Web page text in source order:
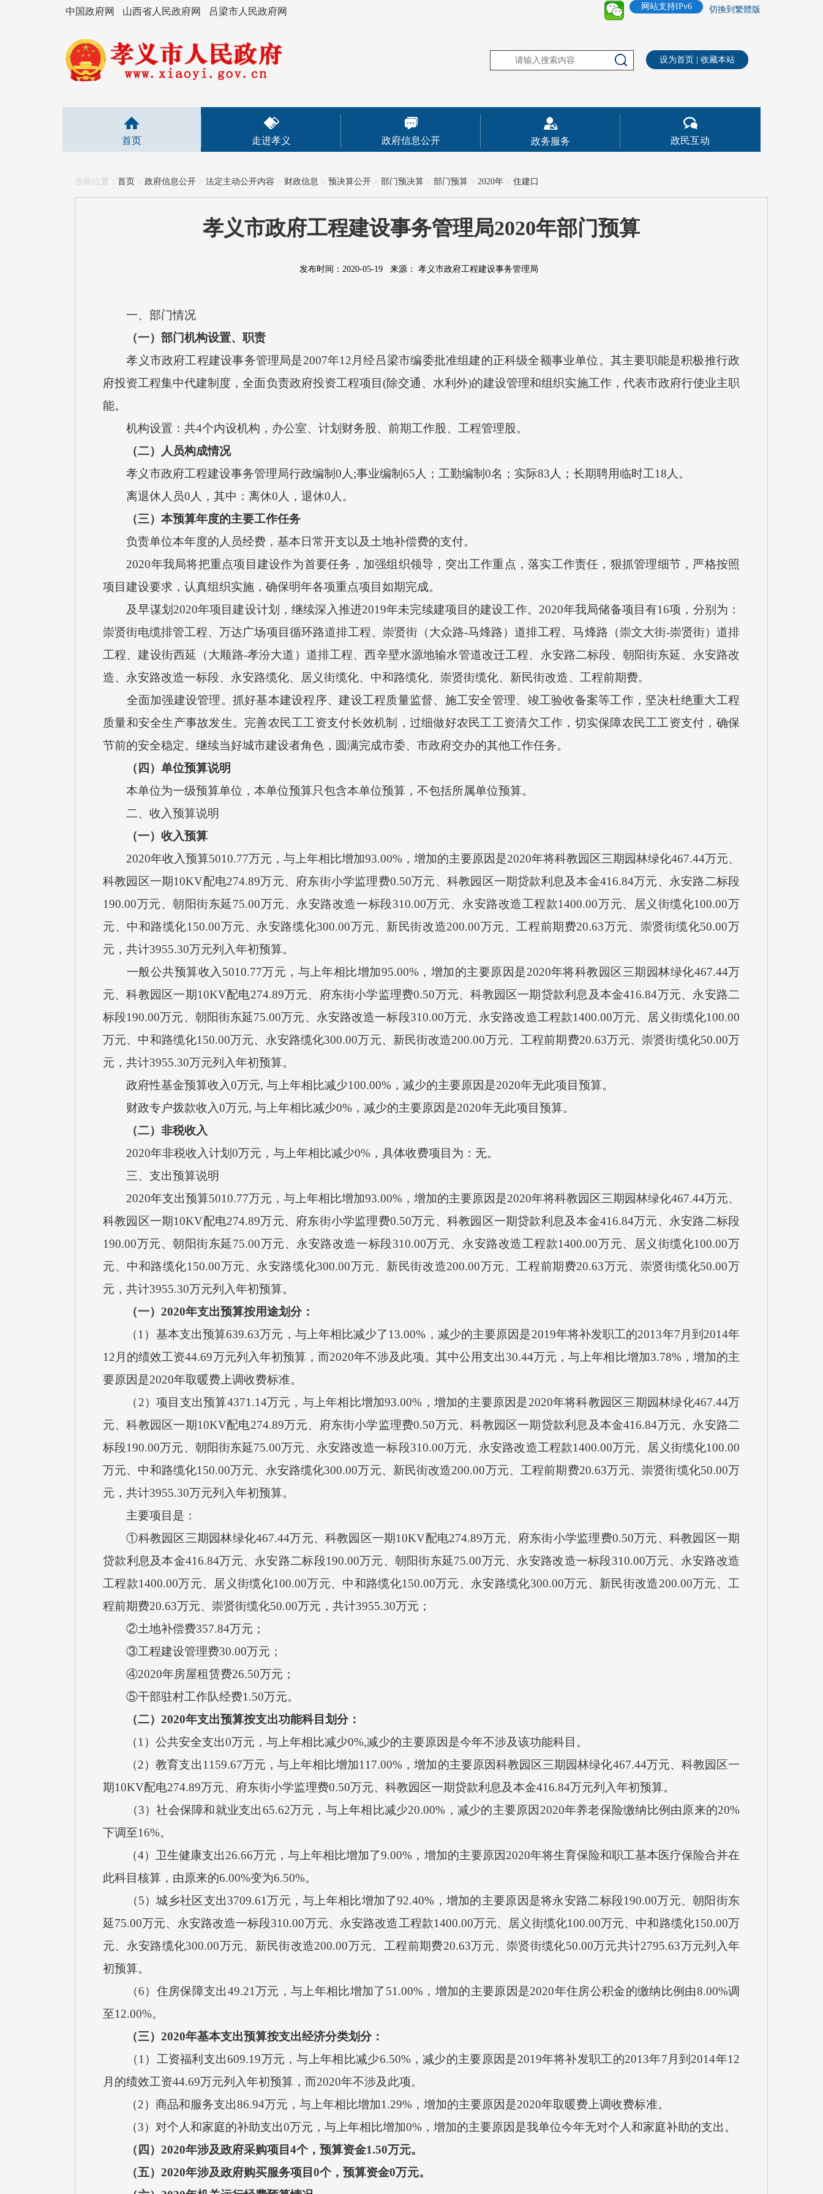
中国政府网 山西省人民政府网 吕梁市人民政府网 切換到繁體版
网站支持IPv6
设为首页 收藏本站
首页 走进孝义 政府信息公开 政务服务 政民互动
当前位置： 首页 > 政府信息公开 > 法定主动公开内容 > 财政信息 > 预决算公开 > 部门预决算 > 部门预算 > 2020年 > 住建口
孝义市政府工程建设事务管理局2020年部门预算
发布时间：2020-05-19 来源： 孝义市政府工程建设事务管理局
一、部门情况
（一）部门机构设置、职责
孝义市政府工程建设事务管理局是2007年12月经吕梁市编委批准组建的正科级全额事业单位。其主要职能是积极推行政
府投资工程集中代建制度，全面负责政府投资工程项目(除交通、水利外)的建设管理和组织实施工作，代表市政府行使业主职
能。
机构设置：共4个内设机构，办公室、计划财务股、前期工作股、工程管理股。
（二）人员构成情况
孝义市政府工程建设事务管理局行政编制 0人;事业编制65 人；工勤编制 0名；实际83 人；长期聘用临时工18人。
离退休人员0人，其中：离休0人，退休0人。
（三）本预算年度的主要工作任务
负责单位本年度的人员经费，基本日常开支以及土地补偿费的支付。
2020年我局将把重点项目建设作为首要任务，加强组织领导，突出工作重点，落实工作责任，狠抓管理细节，严格按照
项目建设要求，认真组织实施，确保明年各项重点项目如期完成。
及早谋划 2020年项目建设计划，继续深入推进2019年未完续建项目的建设工作。2020年我局储备项目有16项，分别为：
崇贤街电缆排管工程、万达广场项目循环路道排工程、崇贤街（大众路-马烽路）道排工程、马烽路（崇文大街-崇贤街）道排
工程、建设街西延（大顺路-孝汾大道）道排工程、西辛壁水源地输水管道改迁工程、永安路二标段、朝阳街东延、永安路改
造、永安路改造一标段、永安路缆化、居义街缆化、中和路缆化、崇贤街缆化、新民街改造、工程前期费。
全面加强建设管理。抓好基本建设程序、建设工程质量监督、施工安全管理、竣工验收备案等工作，坚决杜绝重大工程
质量和安全生产事故发生。完善农民工工资支付长效机制，过细做好农民工工资清欠工作，切实保障农民工工资支付，确保
节前的安全稳定。继续当好城市建设者角色，圆满完成市委、市政府交办的其他工作任务。
（四）单位预算说明
本单位为一级预算单位，本单位预算只包含本单位预算，不包括所属单位预算。
二、收入预算说明
（一）收入预算
2020年收入预算5010.77万元 ，与上年相比增加93.00%， 增加的主要原因是2020年将科教园区三期园林绿化467.44万元、
科教园区一期10KV配电274.89万元、府东街小学监理费0.50万元、科教园区一期贷款利息及本金416.84万元、永安路二标段
190.00万元、朝阳街东延75.00万元、 永安路改造一标段310.00万元、 永安路改造工程款1400.00万元、居义街缆化100.00万
元、中和路缆化150.00万元、永安路缆化300.00万元、新民街改造200.00万元、工程前期费20.63万元、崇贤街缆化50.00万
元，共计3955.30万元列入年初预算。
一般公共预算收入 5010.77万元 ，与上年相比增加95.00%， 增加的主要原因是2020年将科教园区三期园林绿化467.44万
元、科教园区一期10KV配电274.89万元、府东街小学监理费0.50万元、科教园区一期贷款利息及本金416.84万元、永安路二
标段190.00万元、朝阳街东延75.00万元、 永安路改造一标段310.00万元、 永安路改造工程款1400.00万元、居义街缆化100.00
万元、中和路缆化150.00万元、永安路缆化300.00万元、新民街改造200.00万元、工程前期费20.63万元、崇贤街缆化50.00万
元，共计3955.30万元列入年初预算。
政府性基金预算收入0万元, 与上年相比减少100.00%，减少的主要原因是2020年无此项目预算。
财政专户拨款收入0万元, 与上年相比减少0%，减少的主要原因是2020年无此项目预算。
（二）非税收入
2020年非税收入计划0万元，与上年相比减少0%，具体收费项目为：无。
三、支出预算说明
2020年支出预算5010.77万元 ，与上年相比增加93.00%， 增加的主要原因是2020年将科教园区三期园林绿化467.44万元、
科教园区一期10KV配电274.89万元、府东街小学监理费0.50万元、科教园区一期贷款利息及本金416.84万元、永安路二标段
190.00万元、朝阳街东延75.00万元、 永安路改造一标段310.00万元、 永安路改造工程款1400.00万元、居义街缆化100.00万
元、中和路缆化150.00万元、永安路缆化300.00万元、新民街改造200.00万元、工程前期费20.63万元、崇贤街缆化50.00万
元，共计3955.30万元列入年初预算。
（一） 2020年支出预算按用途划分：
（1）基本支出预算639.63万元 ，与上年相比减少了13.00%， 减少的主要原因是2019年将补发职工的2013年7月到2014年
12月的绩效工资44.69万元列入年初预算，而2020年不涉及此项。其中公用支出30.44万元 ，与上年相比增加3.78%， 增加的主
要原因是2020年取暖费上调收费标准。
（ 2）项目支出预算4371.14万元 ，与上年相比增加93.00%， 增加的主要原因是2020年将科教园区三期园林绿化467.44万
元、科教园区一期10KV配电274.89万元、府东街小学监理费0.50万元、科教园区一期贷款利息及本金416.84万元、永安路二
标段190.00万元、朝阳街东延75.00万元、 永安路改造一标段310.00万元、 永安路改造工程款1400.00万元、居义街缆化100.00
万元、中和路缆化150.00万元、永安路缆化300.00万元、新民街改造200.00万元、工程前期费20.63万元、崇贤街缆化50.00万
元，共计3955.30万元列入年初预算。
主要项目是：
①科教园区三期园林绿化467.44万元、科教园区一期10KV配电274.89万元、府东街小学监理费0.50万元、科教园区一期
贷款利息及本金416.84万元、永安路二标段190.00万元、朝阳街东延75.00万元、 永安路改造一标段310.00万元、 永安路改造
工程款1400.00万元、居义街缆化100.00万元、中和路缆化150.00万元、永安路缆化300.00万元、新民街改造200.00万元、工
程前期费20.63万元、崇贤街缆化50.00万元，共计3955.30万元；
②土地补偿费357.84万元；
③工程建设管理费30.00万元；
④2020年房屋租赁费26.50万元；
⑤干部驻村工作队经费1.50万元。
（二） 2020年支出预算按支出功能科目划分：
（1）公共安全支出0万元，与上年相比减少0%,减少的主要原因是今年不涉及该功能科目。
（2）教育支出1159.67万元，与上年相比增加117.00%，增加的主要原因科教园区三期园林绿化467.44万元、科教园区一
期10KV配电274.89万元、府东街小学监理费0.50万元、科教园区一期贷款利息及本金416.84万元列入年初预算。
（3）社会保障和就业支出65.62万元，与上年相比减少20.00%，减少的主要原因2020年养老保险缴纳比例由原来的20%
下调至16%。
（4）卫生健康支出26.66万元，与上年相比增加了9.00%，增加的主要原因2020年将生育保险和职工基本医疗保险合并在
此科目核算，由原来的6.00%变为6.50%。
（5）城乡社区支出3709.61万元，与上年相比增加了92.40%，增加的主要原因是将永安路二标段190.00万元、朝阳街东
延75.00万元、永安路改造一标段310.00万元、永安路改造工程款1400.00万元、居义街缆化100.00万元、中和路缆化150.00万
元、永安路缆化300.00万元、新民街改造200.00万元、工程前期费20.63万元、崇贤街缆化50.00万元共计2795.63万元列入年
初预算。
（6）住房保障支出49.21万元，与上年相比增加了51.00%，增加的主要原因是2020年住房公积金的缴纳比例由8.00%调
至12.00%。
（三） 2020年基本支出预算按支出经济分类划分：
（1）工资福利支出609.19万元，与上年相比减少6.50%，减少的主要原因是2019年将补发职工的2013年7月到2014年12
月的绩效工资44.69万元列入年初预算，而2020年不涉及此项。
（2）商品和服务支出86.94万元，与上年相比增加1.29%，增加的主要原因是2020年取暖费上调收费标准。
（3）对个人和家庭的补助支出0万元，与上年相比增加0%，增加的主要原因是我单位今年无对个人和家庭补助的支出。
（四） 2020年涉及政府采购项目 4个，预算资金1.50万元。
（五） 2020年涉及政府购买服务项目 0个，预算资金0万元。